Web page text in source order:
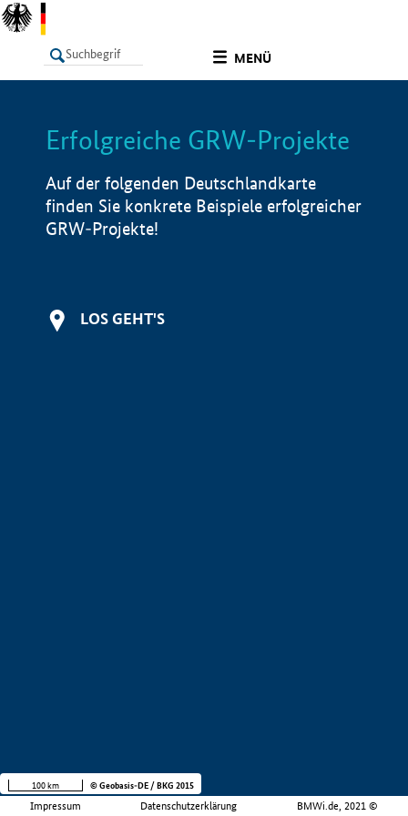
MENÜ
LISTE Info
Erfolgreiche GRW-Projekte
Auf der folgenden Deutschlandkarte
finden Sie konkrete Beispiele erfolgreicher
GRW-Projekte!
LOS GEHT'S
Impressum Datenschutzerklärung BMWi.de, 2021 ©
100 km © Geobasis-DE / BKG 2015